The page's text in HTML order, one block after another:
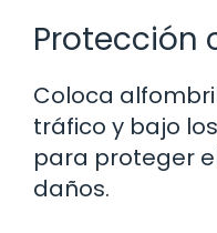
Protección
Coloca
tráfico y bajo
para proteger
daños.